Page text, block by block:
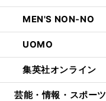
MEN'S NON-NO
UOMO
集英社オンライン
芸能・情報・スポーツ